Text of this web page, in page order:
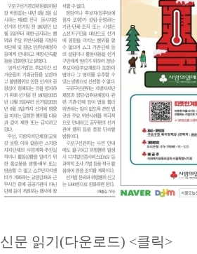
신문 읽기(다운로드) <클릭>